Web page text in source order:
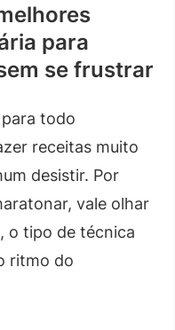
para
se frustrar
todo
receitas muito
desistir. Por
vale olhar
o tipo de técnica
ritmo do